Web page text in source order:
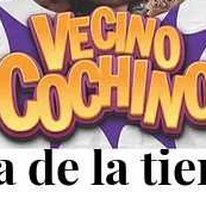
de la